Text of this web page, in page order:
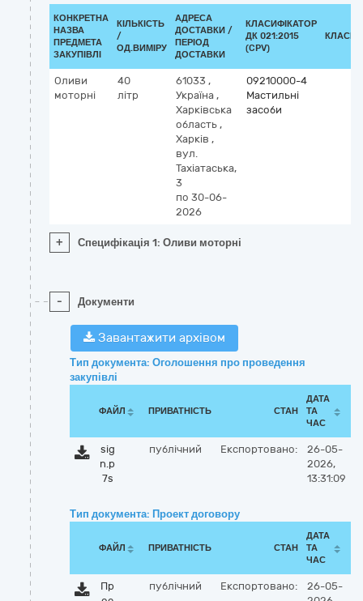
КОНКРЕТНА
НАЗВА
ПРЕДМЕТА
ЗАКУПІВЛІ
КІЛЬКІСТЬ
/
ОД.ВИМІРУ
АДРЕСА
ДОСТАВКИ /
ПЕРІОД
ДОСТАВКИ
КЛАСИФІКАТОР
ДК 021:2015
(CPV)
Оливи
моторні
40
літр
61033 ,
Україна ,
Харківська
область ,
Харків ,
вул.
Тахіатаська,
3
по 30-06-
2026
09210000-4
Мастильні
засоби
+ Специфікація 1: Оливи моторні
- Документи
Завантажити архівом
Тип документа: Оголошення про проведення
закупівлі
ФАЙЛ ПРИВАТНІСТЬ СТАН
ДАТА
ТА
ЧАС
sig
n.p
7s
публічний Експортовано:
26-05-
2026,
13:31:09
Тип документа: Проект договору
ФАЙЛ ПРИВАТНІСТЬ СТАН
ДАТА
ТА
ЧАС
Пр
публічний Експортовано:
26-05-